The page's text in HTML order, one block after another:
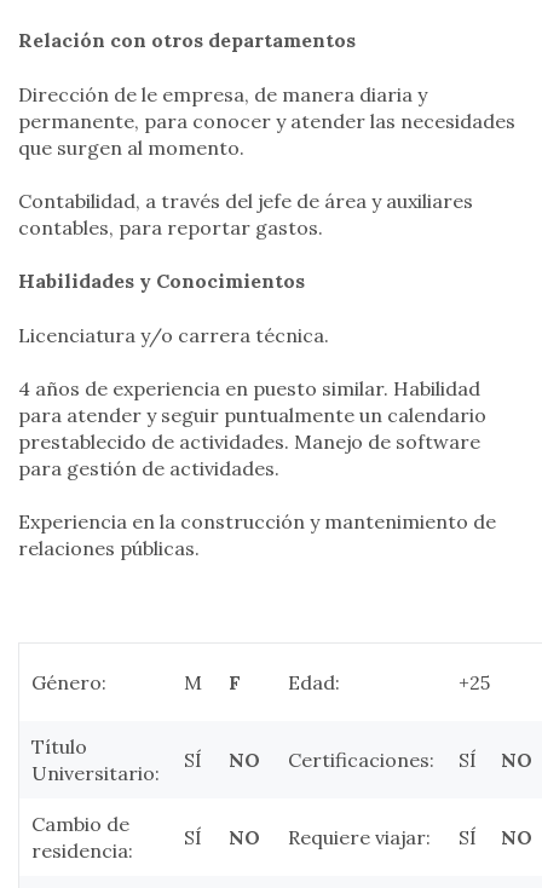
Relación con otros departamentos
Dirección de le empresa, de manera diaria y
permanente, para conocer y atender las necesidades
que surgen al momento.
Contabilidad, a través del jefe de área y auxiliares
contables, para reportar gastos.
Habilidades y Conocimientos
Licenciatura y/o carrera técnica.
4 años de experiencia en puesto similar. Habilidad
para atender y seguir puntualmente un calendario
prestablecido de actividades. Manejo de software
para gestión de actividades.
Experiencia en la construcción y mantenimiento de
relaciones públicas.
Género: M F Edad: +25
Título
Universitario:
SÍ NO Certificaciones: SÍ NO
Cambio de
residencia:
SÍ NO Requiere viajar: SÍ NO